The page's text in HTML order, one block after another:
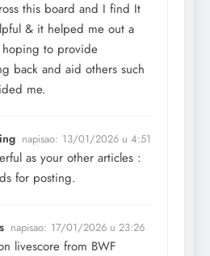
this board and I find It
& it helped me out a
to provide
back and aid others such
me.
napisao: 13/01/2026 u 4:51
as your other articles :
for posting.
napisao: 17/01/2026 u 23:26
livescore from BWF